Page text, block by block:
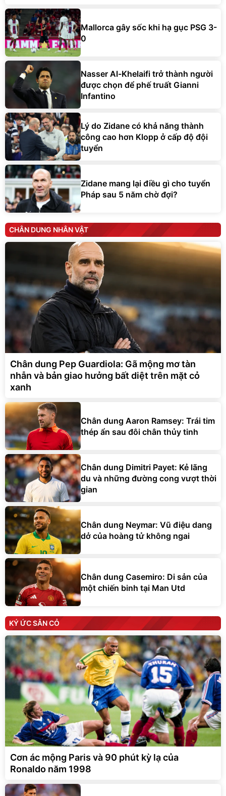
Mallorca gây sốc khi hạ gục PSG 3-
0
Nasser Al-Khelaifi trở thành người
được chọn để phế truất Gianni
Infantino
Lý do Zidane có khả năng thành
công cao hơn Klopp ở cấp độ đội
tuyển
Zidane mang lại điều gì cho tuyển
Pháp sau 5 năm chờ đợi?
CHÂN DUNG NHÂN VẬT
Chân dung Pep Guardiola: Gã mộng mơ tàn
nhẫn và bản giao hưởng bất diệt trên mặt cỏ
xanh
Chân dung Aaron Ramsey: Trái tim
thép ẩn sau đôi chân thủy tinh
Chân dung Dimitri Payet: Kẻ lãng
du và những đường cong vượt thời
gian
Chân dung Neymar: Vũ điệu dang
dở của hoàng tử không ngai
Chân dung Casemiro: Di sản của
một chiến binh tại Man Utd
KÝ ỨC SÂN CỎ
Cơn ác mộng Paris và 90 phút kỳ lạ của
Ronaldo năm 1998